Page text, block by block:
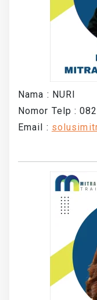
Nama : NURI
Nomor Telp :
Email :